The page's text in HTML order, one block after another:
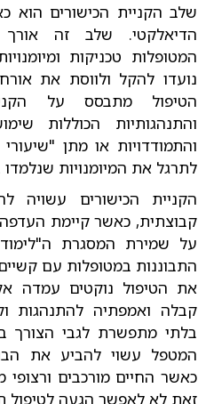
שלב הקניית הכישורים הוא
הדיאלקטי. שלב זה אורך
המטופלות טכניקות
נועדו להקל ולווסת את
הטיפול מתבסס על
והתנהגותיות הכוללות
והתמודדויות או מתן
לתרגל את המיומנויות
הקניית הכישורים עשויה
קבוצתית, כאשר קיימת
על שמירת המסגרת
התבוננות במטופלות עם
את הטיפול נוקטים עמדה
קבלה ואמפתיה להתנהגות
בלתי מתפשרת לגבי הצורך
המטפל עשוי להביע את
כאשר החיים מורכבים
זאת לא לאפשר הגעה